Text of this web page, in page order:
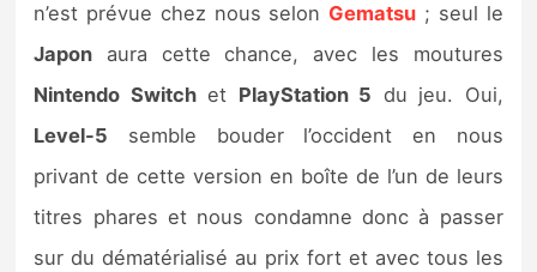
n’est prévue chez nous selon Gematsu ; seul le
Japon aura cette chance, avec les moutures
Nintendo Switchet PlayStation 5 du jeu. Oui,
Level-5 semble bouder l’occident en nous
privant de cette version en boîte de l’un de leurs
titres phares et nous condamne donc à passer
sur du dématérialisé au prix fort et avec tous les